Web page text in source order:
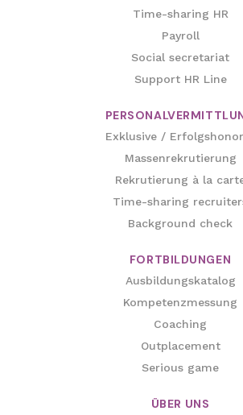
Time-sharing HR
Payroll
Social secretariat
Support HR Line
Exklusive /
Massenrekrutierung
Rekrutierung à la
Time-sharing
Background check
FORTBILDUNGEN
Ausbildungskatalog
Kompetenzmessung
Coaching
Outplacement
Serious game
ÜBER UNS